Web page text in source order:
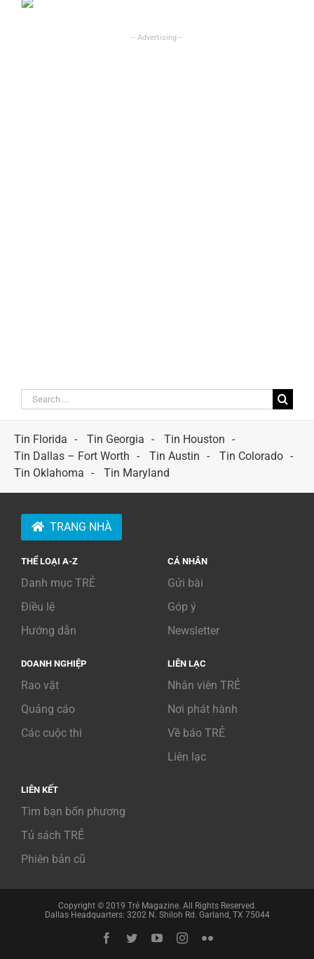
Search
for:
Tin Florida
Tin Georgia
Tin Houston
Tin Dallas – Fort Worth
Tin Austin
Tin Colorado
Tin Oklahoma
Tin Maryland
TRANG NHÀ
THỂ LOẠI A-Z
Danh mục TRẺ
Điều lệ
Hướng dẫn
CÁ NHÂN
Gửi bài
Góp ý
Newsletter
DOANH NGHIỆP
Rao vặt
Quảng cáo
Các cuộc thi
LIÊN LẠC
Nhân viên TRẺ
Nơi phát hành
Về báo TRẺ
Liên lạc
LIÊN KẾT
Tìm bạn bốn phương
Tủ sách TRẺ
Phiên bản cũ
Copyright © 2019 Trẻ Magazine. All Rights Reserved.
Dallas Headquarters: 3202 N. Shiloh Rd. Garland, TX 75044
Facebook
TwitterYouTubeInstagram
Flickr